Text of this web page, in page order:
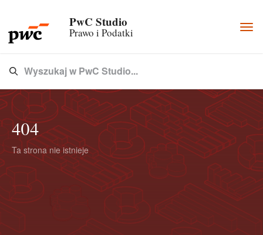
PwC Studio
Prawo i Podatki
Type 3 or more characters for results.
Wyszukaj w PwC Studio...
404
Ta strona nie istnieje